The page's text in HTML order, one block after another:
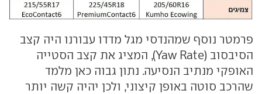
פרמטר נוסף שמהנדסי מגל מדדו עבורנו היה קצב
הסיבסוב (Yaw Rate), המציג את קצב הסטייה
האופקי מנתיב הנסיעה. נתון גבוה כאן מלמד
שהרכב סוטה באופן קיצוני, ולכן יהיה קשה יותר